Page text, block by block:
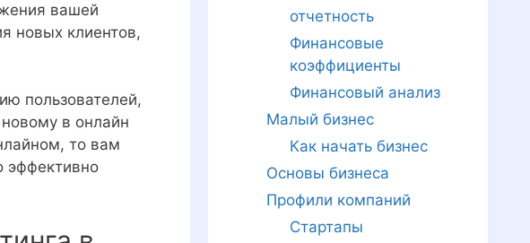
вашей
новых клиентов,
пользователей,
в онлайн
то вам
эффективно
отчетность
Финансовые
коэффициенты
Финансовый анализ
Малый бизнес
Как начать бизнес
Основы бизнеса
Профили компаний
Стартапы